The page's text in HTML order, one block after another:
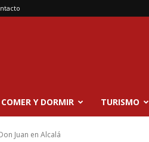
COMER Y DORMIR TURISMO
Juan en Alcalá